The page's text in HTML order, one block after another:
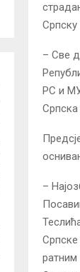
Српску
– Све
РС и
Српска
–
Српске
ратним